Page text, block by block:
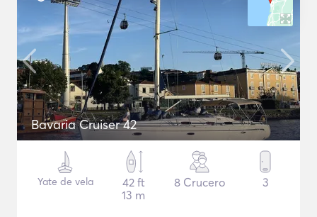
Bavaria Cruiser 42
Yate de vela
42 ft
13 m
8 Crucero 3